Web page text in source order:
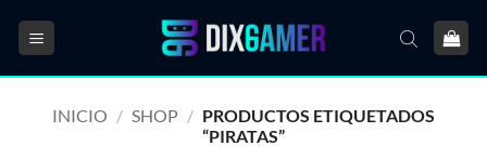
INICIO / SHOP / PRODUCTOS ETIQUETADOS
“PIRATAS”